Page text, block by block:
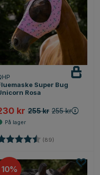
Super Bug
Rosa
kr 255 kr 255 kr
(89)
10%